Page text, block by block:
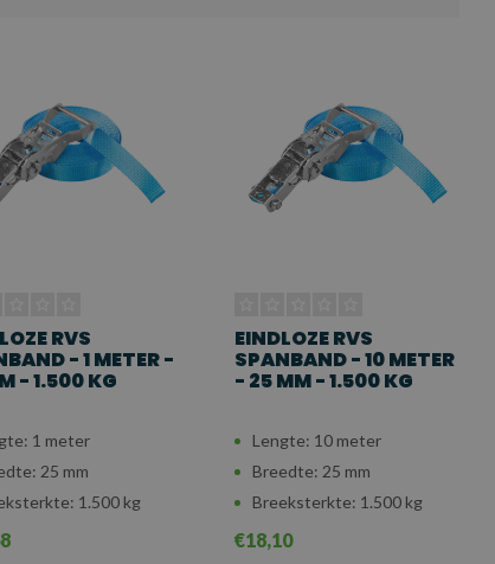
RVS
- 1 METER -
- 1.500 KG
1 meter
25 mm
1.500 kg
EINDLOZE RVS
SPANBAND - 10 METER
- 25 MM - 1.500 KG
Lengte: 10 meter
Breedte: 25 mm
Breeksterkte: 1.500 kg
€18,10